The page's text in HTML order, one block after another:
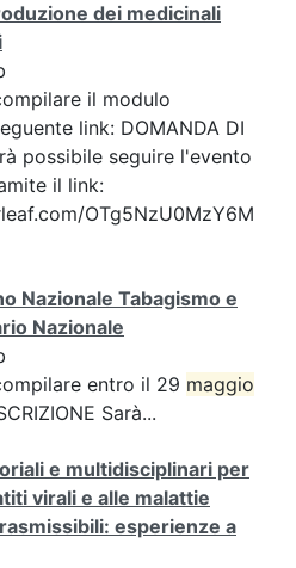
dei medicinali
il modulo
link: DOMANDA DI
possibile seguire l'evento
il link:
OTg5NzU0MzY6M
Nazionale Tabagismo e
Nazionale
entro il 29 maggio
Sarà...
e multidisciplinari per
virali e alle malattie
esperienze a